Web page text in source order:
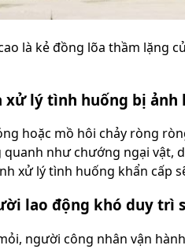
là kẻ đồng lõa thầm lặng
xử lý tình huống bị ảnh
hoặc mồ hôi chảy ròng
như chướng ngại vật,
xử lý tình huống khẩn cấp
lao động khó duy trì
người công nhân vận